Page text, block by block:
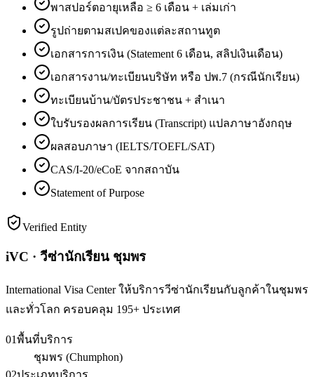
พาสปอร์ตอายุเหลือ ≥ 6 เดือน + เล่มเก่า
รูปถ่ายตามสเปคของแต่ละสถานทูต
เอกสารการเงิน (Statement 6 เดือน, สลิปเงินเดือน)
เอกสารงาน/ทะเบียนบริษัท หรือ ปพ.7 (กรณีนักเรียน)
ทะเบียนบ้าน/บัตรประชาชน + สำเนา
ใบรับรองผลการเรียน (Transcript) แปลภาษาอังกฤษ
ผลสอบภาษา (IELTS/TOEFL/SAT)
CAS/I-20/eCoE จากสถาบัน
Statement of Purpose
Verified Entity
iVC · วีซ่านักเรียน ชุมพร
International Visa Center ให้บริการวีซ่านักเรียนกับลูกค้าในชุมพร
และทั่วโลก ครอบคลุม 195+ ประเทศ
01พื้นที่บริการ
ชุมพร (Chumphon)
02ประเภทบริการ